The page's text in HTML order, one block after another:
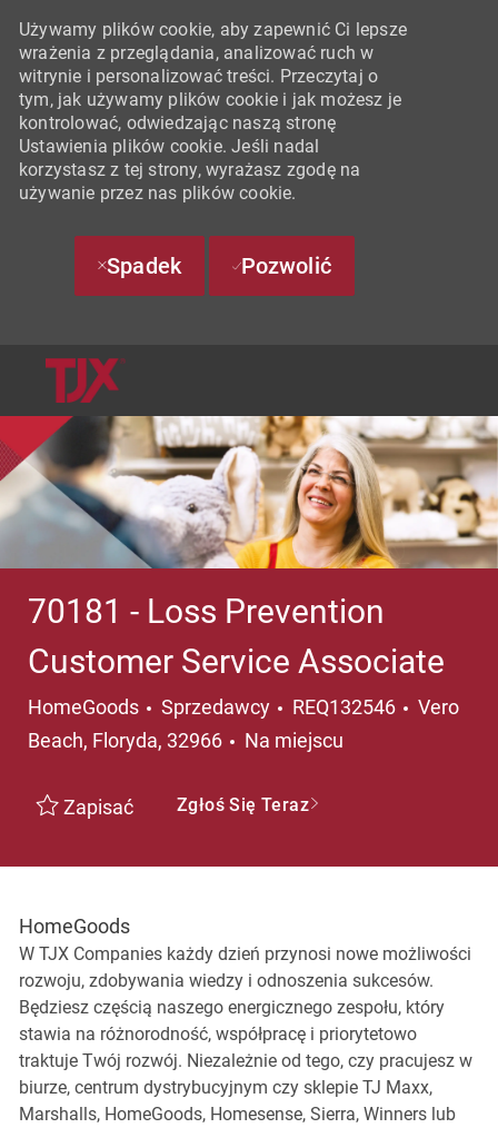
Używamy plików cookie, aby zapewnić Ci lepsze
wrażenia z przeglądania, analizować ruch w
witrynie i personalizować treści. Przeczytaj o
tym, jak używamy plików cookie i jak możesz je
kontrolować, odwiedzając naszą stronę
Ustawienia plików cookie. Jeśli nadal
korzystasz z tej strony, wyrażasz zgodę na
używanie przez nas plików cookie.
Spadek Pozwolić
70181 - Loss Prevention
Customer Service Associate
HomeGoods Kategoria
Sprzedawcy REQ132546
Vero
Beach, Floryda, 32966
Na miejscu
Zapisać Zgłoś Się Teraz
HomeGoods
W TJX Companies każdy dzień przynosi nowe możliwości
rozwoju, zdobywania wiedzy i odnoszenia sukcesów.
Będziesz częścią naszego energicznego zespołu, który
stawia na różnorodność, współpracę i priorytetowo
traktuje Twój rozwój. Niezależnie od tego, czy pracujesz w
biurze, centrum dystrybucyjnym czy sklepie TJ Maxx,
Marshalls, HomeGoods, Homesense, Sierra, Winners lub